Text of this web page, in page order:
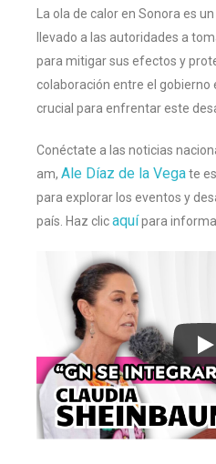
La ola de calor en Sonora es
llevado a las autoridades a
para mitigar sus efectos y
colaboración entre el
crucial para enfrentar este
Conéctate a las noticias
am, Ale Díaz de la Vegate
para explorar los eventos y
país. Haz clicaquípara